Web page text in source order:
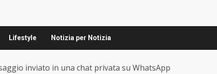
Lifestyle Notizia per Notizia
inviato in una chat privata su WhatsApp